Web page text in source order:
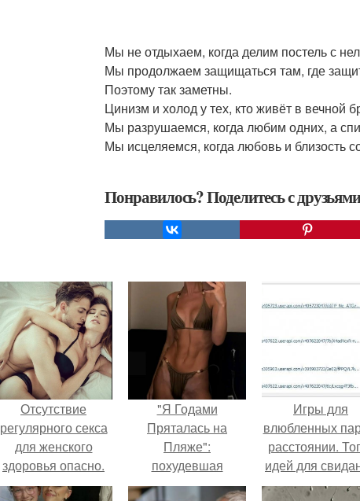
Мы не отдыхаем, когда делим постель с
Мы продолжаем защищаться там, где
Поэтому так заметны.
Цинизм и холод у тех, кто живёт в вечной
Мы разрушаемся, когда любим одних, а
Мы исцеляемся, когда любовь и близость
Понравилось? Поделитесь с
Отсутствие
регулярного секса
для женского
здоровья опасно.
"Я Годами
Пряталась на
Пляже":
похудевшая
невестка Валерии
Игры для
влюбленных
расстоянии.
идей для
на